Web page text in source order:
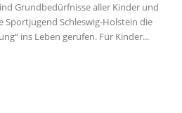
Grundbedürfnisse aller Kinder und
Sportjugend Schleswig-Holstein die
ins Leben gerufen. Für Kinder...